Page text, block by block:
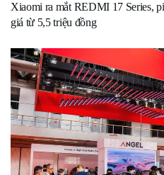
Xiaomi ra mắt REDMI 17 Series,
giá từ 5,5 triệu đồng